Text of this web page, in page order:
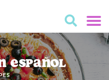
Español